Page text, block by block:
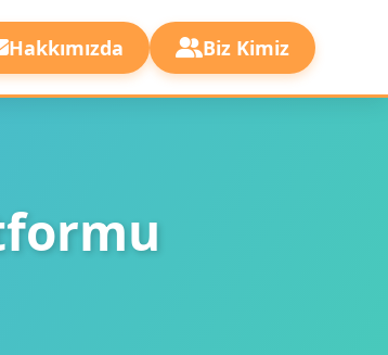
Hakkımızda Biz Kimiz